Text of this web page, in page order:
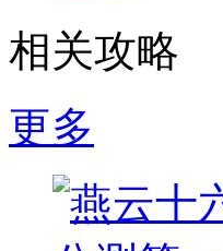
相关攻略
更多